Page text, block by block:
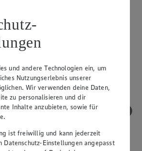
und andere Technologien ein, um
Nutzungserlebnis unserer
Wir verwenden deine Daten,
zu personalisieren und dir
Inhalte anzubieten, sowie für
ist freiwillig und kann jederzeit
Datenschutz-Einstellungen angepasst